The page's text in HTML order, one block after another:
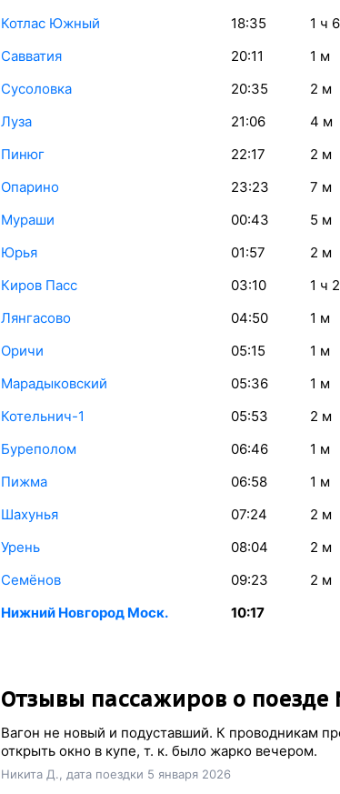
Котлас Южный
18:35 1 ч 6
Савватия
20:11 1 м
Сусоловка
20:35 2 м
Луза
21:06 4 м
Пинюг
22:17 2 м
Опарино
23:23 7 м
Мураши
00:43 5 м
Юрья
01:57 2 м
Киров Пасс
03:10 1 ч
Лянгасово
04:50 1 м
Оричи
05:15 1 м
Марадыковский
05:36 1 м
Котельнич-1
05:53 2 м
Буреполом
06:46 1 м
Пижма
06:58 1 м
Шахунья
07:24 2 м
Урень
08:04 2 м
Семёнов
09:23 2 м
Нижний Новгород Моск.
10:17
Отзывы пассажиров о поезде
Вагон не новый и подуставший. К проводникам
открыть окно в купе, т. к. было жарко вечером.
Никита Д., дата поездки 5 января 2026